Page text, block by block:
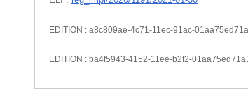
EDITION : a8c809ae-4c71-11ec-91ac-
EDITION : ba4f5943-4152-11ee-b2f2-01aa75ed71a1